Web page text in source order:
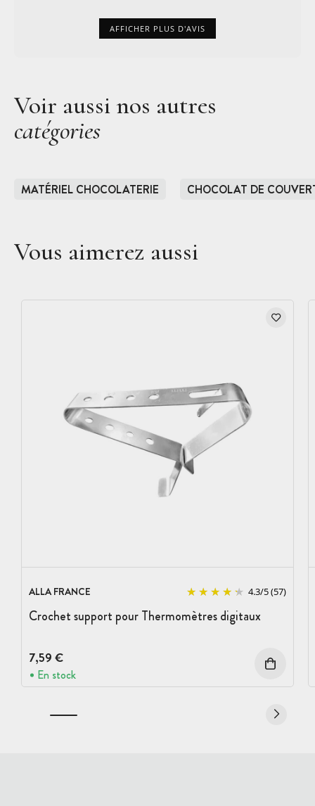
AFFICHER PLUS D'AVIS
Voir aussi nos autres
catégories
MATÉRIEL CHOCOLATERIE CHOCOLAT DE
Vous aimerez aussi
ALLA FRANCE 4.3/5(57)
Crochet support pour Thermomètres digitaux
7,59 €
En stock